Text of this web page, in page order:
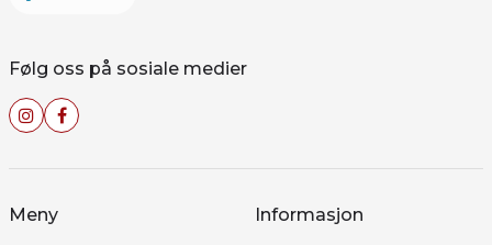
Følg oss på sosiale medier
Meny Informasjon